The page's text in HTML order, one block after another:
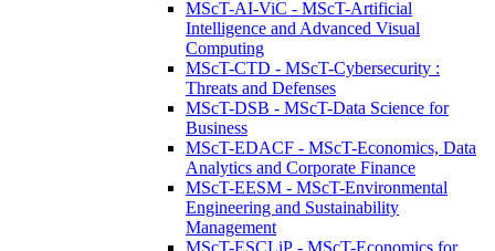
MScT-AI-ViC - MScT-Artificial
Intelligence and Advanced Visual
Computing
MScT-CTD - MScT-Cybersecurity :
Threats and Defenses
MScT-DSB - MScT-Data Science for
Business
MScT-EDACF - MScT-Economics, Data
Analytics and Corporate Finance
MScT-EESM - MScT-Environmental
Engineering and Sustainability
Management
MScT-ESCLiP - MScT-Economics for